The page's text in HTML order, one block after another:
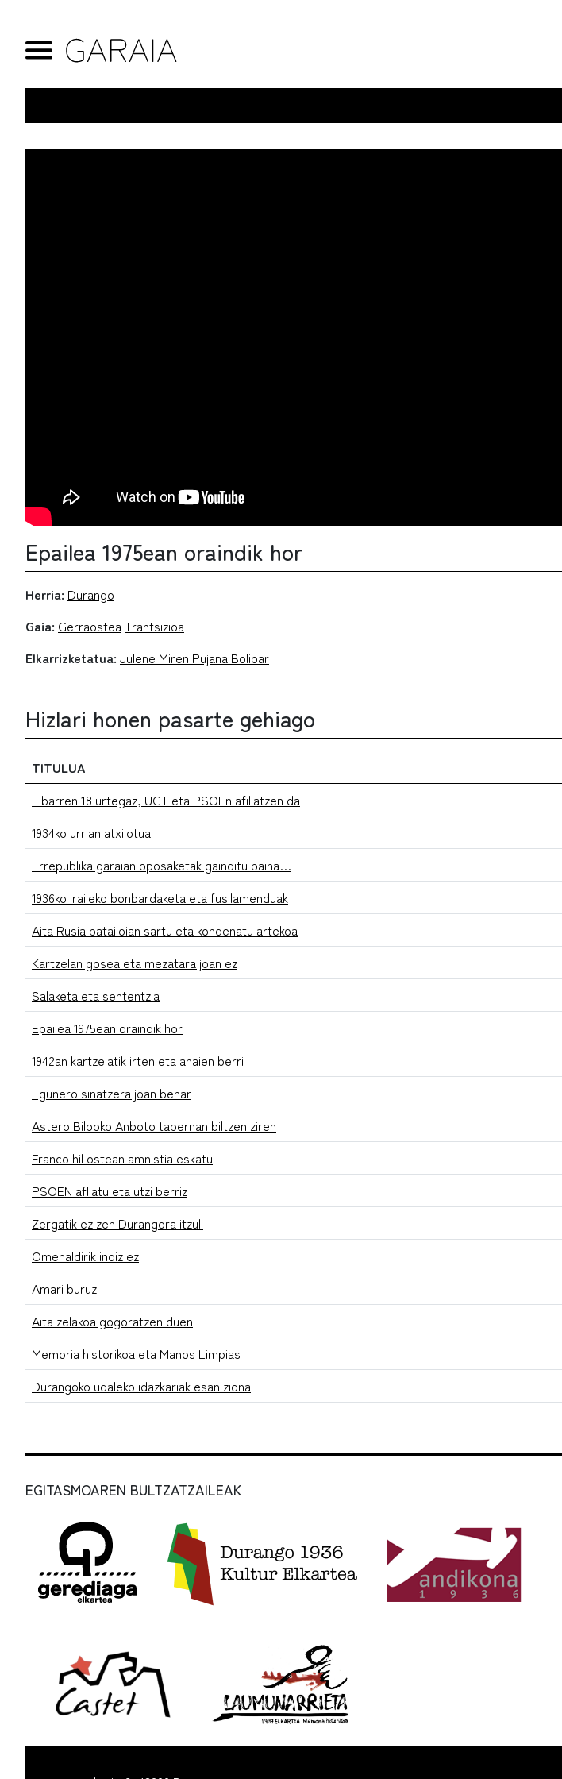
Epailea 1975ean oraindik hor
Herria: Durango
Gaia: GerraosteaTrantsizioa
Elkarrizketatua: Julene Miren Pujana Bolibar
Hizlari honen pasarte gehiago
TITULUA
Eibarren 18 urtegaz, UGT eta PSOEn afiliatzen da
1934ko urrian atxilotua
Errepublika garaian oposaketak gainditu baina…
1936ko Iraileko bonbardaketa eta fusilamenduak
Aita Rusia batailoian sartu eta kondenatu artekoa
Kartzelan gosea eta mezatara joan ez
Salaketa eta sententzia
Epailea 1975ean oraindik hor
1942an kartzelatik irten eta anaien berri
Egunero sinatzera joan behar
Astero Bilboko Anboto tabernan biltzen ziren
Franco hil ostean amnistia eskatu
PSOEN afliatu eta utzi berriz
Zergatik ez zen Durangora itzuli
Omenaldirik inoiz ez
Amari buruz
Aita zelakoa gogoratzen duen
Memoria historikoa eta Manos Limpias
Durangoko udaleko idazkariak esan ziona
EGITASMOAREN BULTZATZAILEAK